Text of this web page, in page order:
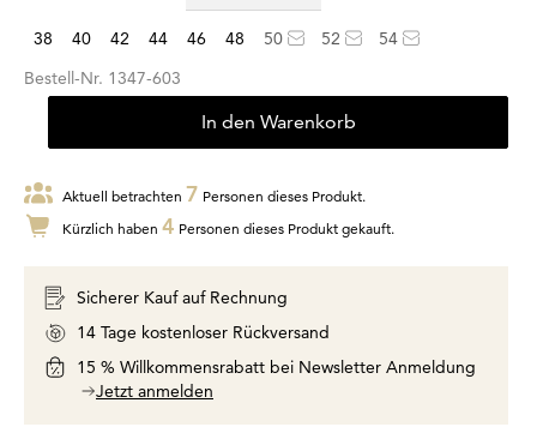
38 40 42 44 46 48 50 52
54
Bestell-Nr. 1347-603
In den Warenkorb
Aktuell betrachten 7 Personen dieses Produkt.
Kürzlich haben 4 Personen dieses Produkt gekauft.
Sicherer Kauf auf Rechnung
14 Tage kostenloser Rückversand
15 % Willkommensrabatt bei Newsletter Anmeldung
Jetzt anmelden